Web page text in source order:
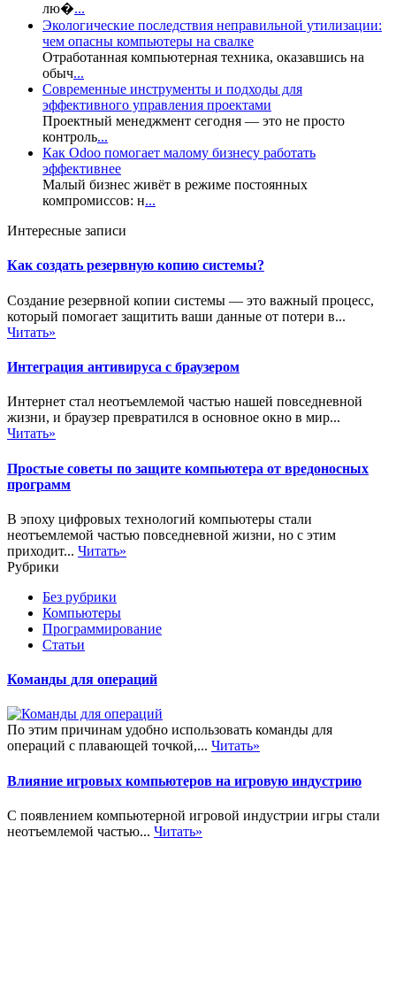
лю�...
Экологические последствия неправильной утилизации:
чем опасны компьютеры на свалке
Отработанная компьютерная техника, оказавшись на
обыч...
Современные инструменты и подходы для
эффективного управления проектами
Проектный менеджмент сегодня — это не просто
контроль...
Как Odoo помогает малому бизнесу работать
эффективнее
Малый бизнес живёт в режиме постоянных
компромиссов: н...
Интересные записи
Как создать резервную копию системы?
Создание резервной копии системы — это важный процесс,
который помогает защитить ваши данные от потери в...
Читать»
Интеграция антивируса с браузером
Интернет стал неотъемлемой частью нашей повседневной
жизни, и браузер превратился в основное окно в мир...
Читать»
Простые советы по защите компьютера от вредоносных
программ
В эпоху цифровых технологий компьютеры стали
неотъемлемой частью повседневной жизни, но с этим
приходит... Читать»
Рубрики
Без рубрики
Компьютеры
Программирование
Статьи
Команды для операций
По этим причинам удобно использовать команды для
операций с плавающей точкой,... Читать»
Влияние игровых компьютеров на игровую индустрию
С появлением компьютерной игровой индустрии игры стали
неотъемлемой частью... Читать»